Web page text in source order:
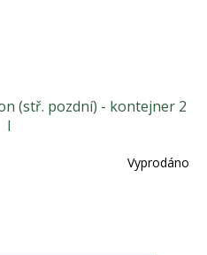
(stř. pozdní) - kontejner 2
l
Vyprodáno